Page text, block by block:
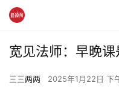
宽见法师：早晚
三三两两 2025年1月22日 下